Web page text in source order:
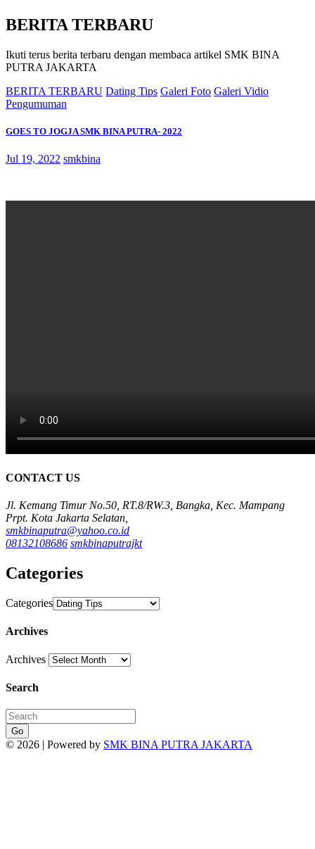
BERITA TERBARU
Ikuti terus berita terbaru dengan membaca artikel SMK BINA
PUTRA JAKARTA
BERITA TERBARU Dating Tips Galeri Foto Galeri Vidio
Pengumuman
GOES TO JOGJA SMK BINA PUTRA- 2022
Jul 19, 2022 smkbina
CONTACT US
Jl. Kemang Timur No.50, RT.8/RW.3, Bangka, Kec. Mampang
Prpt. Kota Jakarta Selatan,
smkbinaputra@yahoo.co.id
08132108686 smkbinaputrajkt
Categories
Categories
Archives
Archives
Search
Go
© 2026 | Powered by SMK BINA PUTRA JAKARTA